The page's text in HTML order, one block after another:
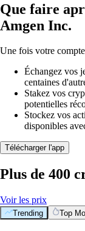
Que faire
Amgen Inc.
Une fois votre
Échangez vos
centaines
Stakez vos
potentielles
Stockez vos
disponibles
Télécharger l'app
Plus de 400
Voir les prix
Trending Top